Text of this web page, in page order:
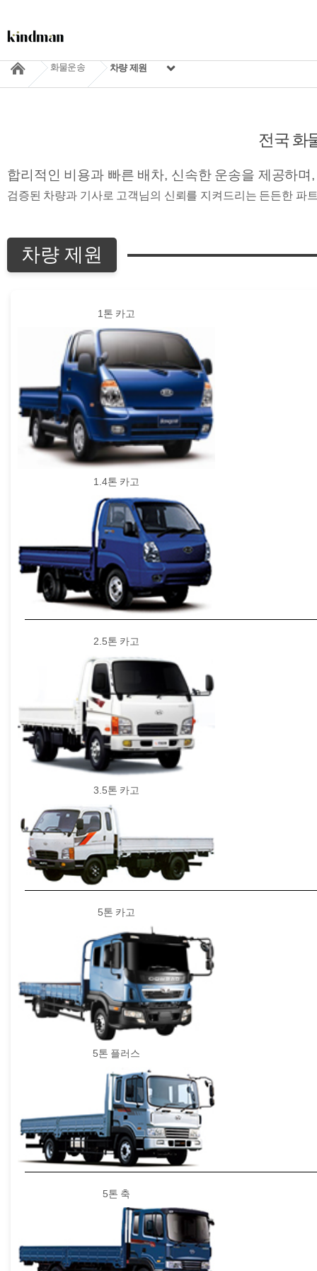
화물운송 차량 제원
전국 화
합리적인 비용과 빠른 배차, 신속한 운송을 제공하며
검증된 차량과 기사로 고객님의 신뢰를 지켜드리는 든든한 파
차량 제원
1톤 카고
1.4톤 카고
2.5톤 카고
3.5톤 카고
5톤 카고
5톤 플러스
5톤 축